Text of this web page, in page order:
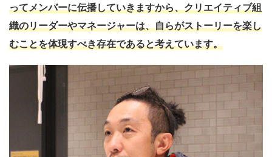
ってメンバーに伝播していきますから、クリエイティブ組
織のリーダーやマネージャーは、自らがストーリーを楽し
むことを体現すべき存在であると考えています。